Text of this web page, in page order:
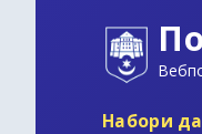
Набори